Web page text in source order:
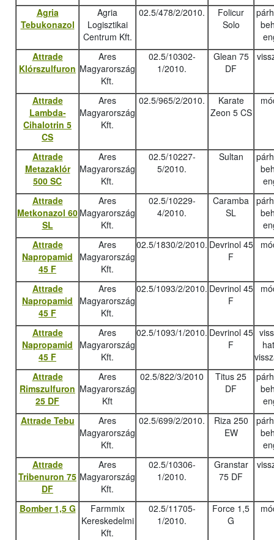
Agria
Tebukonazol
Agria
Logisztikai
Centrum Kft.
02.5/478/2/2010.
Folicur
Solo
Attrade
Klórszulfuron
Ares
Magyarország
Kft.
02.5/10302-
1/2010.
Glean 75
DF
Attrade
Lambda-
Cihalotrin 5
CS
Ares
Magyarország
Kft.
02.5/965/2/2010.
Karate
Zeon 5 CS
Attrade
Metazaklór
500 SC
Ares
Magyarország
Kft.
02.5/10227-
5/2010.
Sultan
Attrade
Metkonazol 60
SL
Ares
Magyarország
Kft.
02.5/10229-
4/2010.
Caramba
SL
Attrade
Napropamid
45 F
Ares
Magyarország
Kft.
02.5/1830/2/2010. Devrinol 45
F
Attrade
Napropamid
45 F
Ares
Magyarország
Kft.
02.5/1093/2/2010. Devrinol 45
F
Attrade
Napropamid
45 F
Ares
Magyarország
Kft.
02.5/1093/1/2010. Devrinol 45
F
Attrade
Rimszulfuron
25 DF
Ares
Magyarország
Kft
02.5/822/3/2010
Titus 25
DF
Attrade Tebu
Ares
Magyarország
Kft.
02.5/699/2/2010.
Riza 250
EW
Attrade
Tribenuron 75
DF
Ares
Magyarország
Kft.
02.5/10306-
1/2010.
Granstar
75 DF
Bomber 1,5 G
Farmmix
Kereskedelmi
Kft.
02.5/11705-
1/2010.
Force 1,5
G